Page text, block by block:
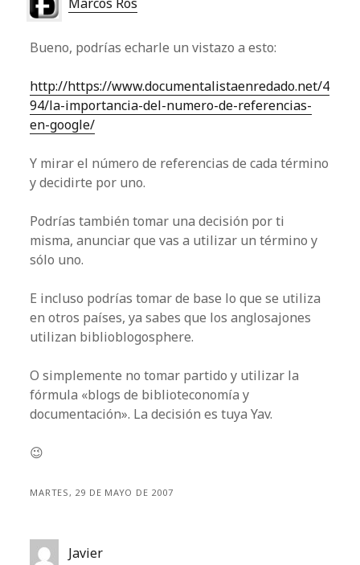
Bueno, podrías echarle un vistazo a esto:
http://https://www.documentalistaenredado.net/4
94/la-importancia-del-numero-de-referencias-
en-google/
Y mirar el número de referencias de cada término
y decidirte por uno.
Podrías también tomar una decisión por ti
misma, anunciar que vas a utilizar un término y
sólo uno.
E incluso podrías tomar de base lo que se utiliza
en otros países, ya sabes que los anglosajones
utilizan biblioblogosphere.
O simplemente no tomar partido y utilizar la
fórmula «blogs de biblioteconomía y
documentación». La decisión es tuya Yav.
😉
MARTES, 29 DE MAYO DE 2007
Javier